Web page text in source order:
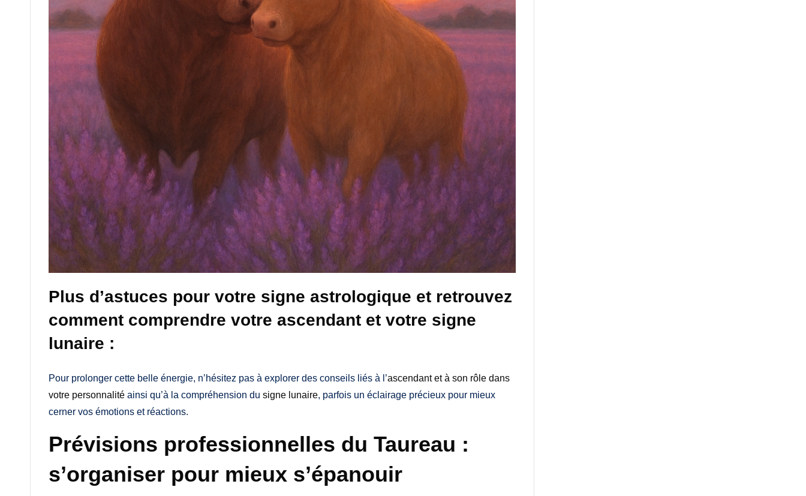
Plus d’astuces pour votre signe astrologique et retrouvez
comment comprendre votre ascendant et votre signe
lunaire :
Pour prolonger cette belle énergie, n’hésitez pas à explorer des conseils liés à l’ascendant et à son rôle dans
votre personnalité ainsi qu’à la compréhension du signe lunaire, parfois un éclairage précieux pour mieux
cerner vos émotions et réactions.
Prévisions professionnelles du Taureau :
s’organiser pour mieux s’épanouir